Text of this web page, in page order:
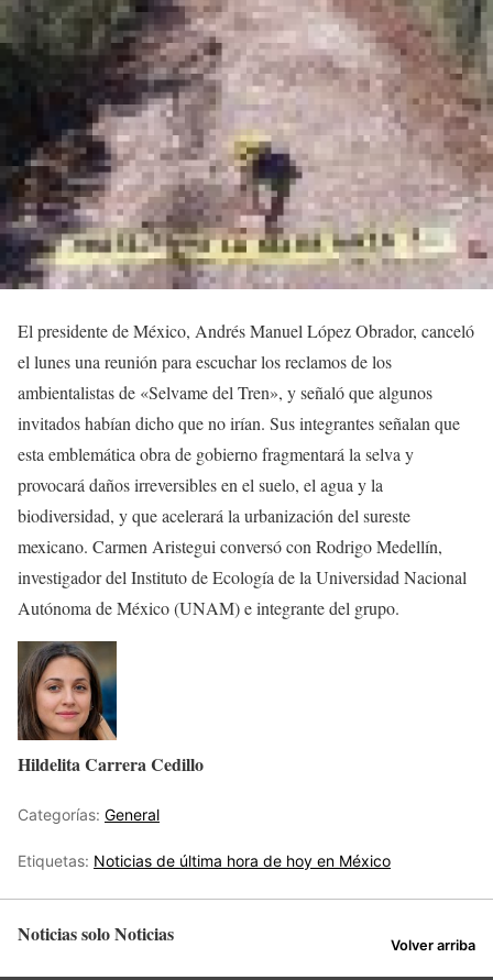
El presidente de México, Andrés Manuel López Obrador, canceló
el lunes una reunión para escuchar los reclamos de los
ambientalistas de «Selvame del Tren», y señaló que algunos
invitados habían dicho que no irían. Sus integrantes señalan que
esta emblemática obra de gobierno fragmentará la selva y
provocará daños irreversibles en el suelo, el agua y la
biodiversidad, y que acelerará la urbanización del sureste
mexicano. Carmen Aristegui conversó con Rodrigo Medellín,
investigador del Instituto de Ecología de la Universidad Nacional
Autónoma de México (UNAM) e integrante del grupo.
Hildelita Carrera Cedillo
Categorías: General
Etiquetas: Noticias de última hora de hoy en México
Noticias solo Noticias Volver arriba